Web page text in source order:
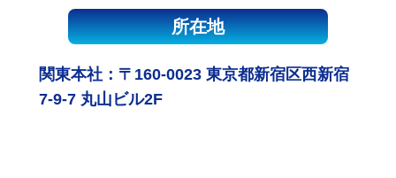
所在地
関東本社：〒160-0023 東京都新宿区西新宿
7-9-7 丸山ビル2F